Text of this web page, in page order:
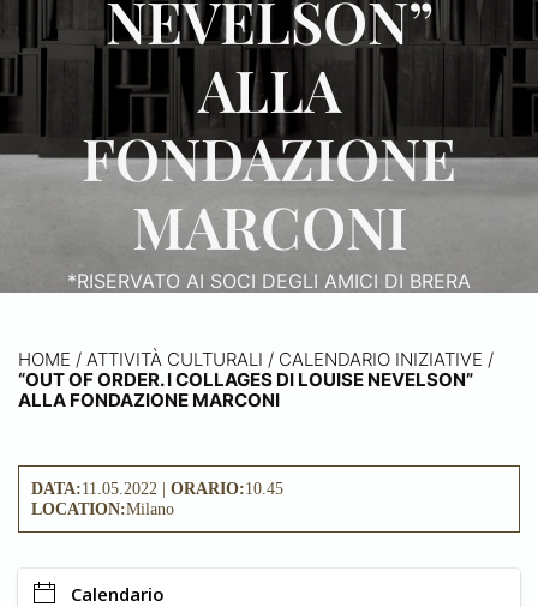
NEVELSON”
ALLA
FONDAZIONE
MARCONI
*RISERVATO AI SOCI DEGLI AMICI DI BRERA
HOME / ATTIVITÀ CULTURALI / CALENDARIO INIZIATIVE /
“OUT OF ORDER. I COLLAGES DI LOUISE NEVELSON”
ALLA FONDAZIONE MARCONI
DATA:11.05.2022 | ORARIO:10.45
LOCATION:Milano
Calendario